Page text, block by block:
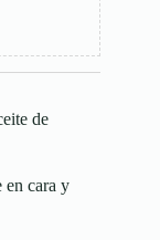
de
en cara y